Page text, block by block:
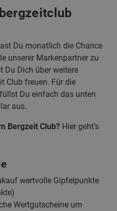
Du monatlich die Chance
unserer Markenpartner zu
Du Dich über weitere
Club freuen. Für die
Du einfach das unten
aus.
Bergzeit Club? Hier geht’s
wertvolle Gipfelpunkte
Wertgutscheine um